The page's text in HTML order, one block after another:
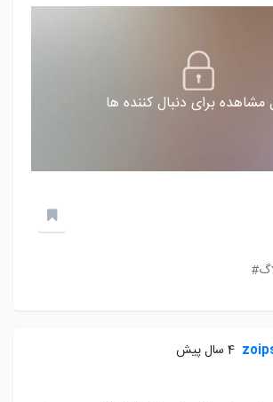
مشاهده برای دنبال کننده ها
4 سال پیش